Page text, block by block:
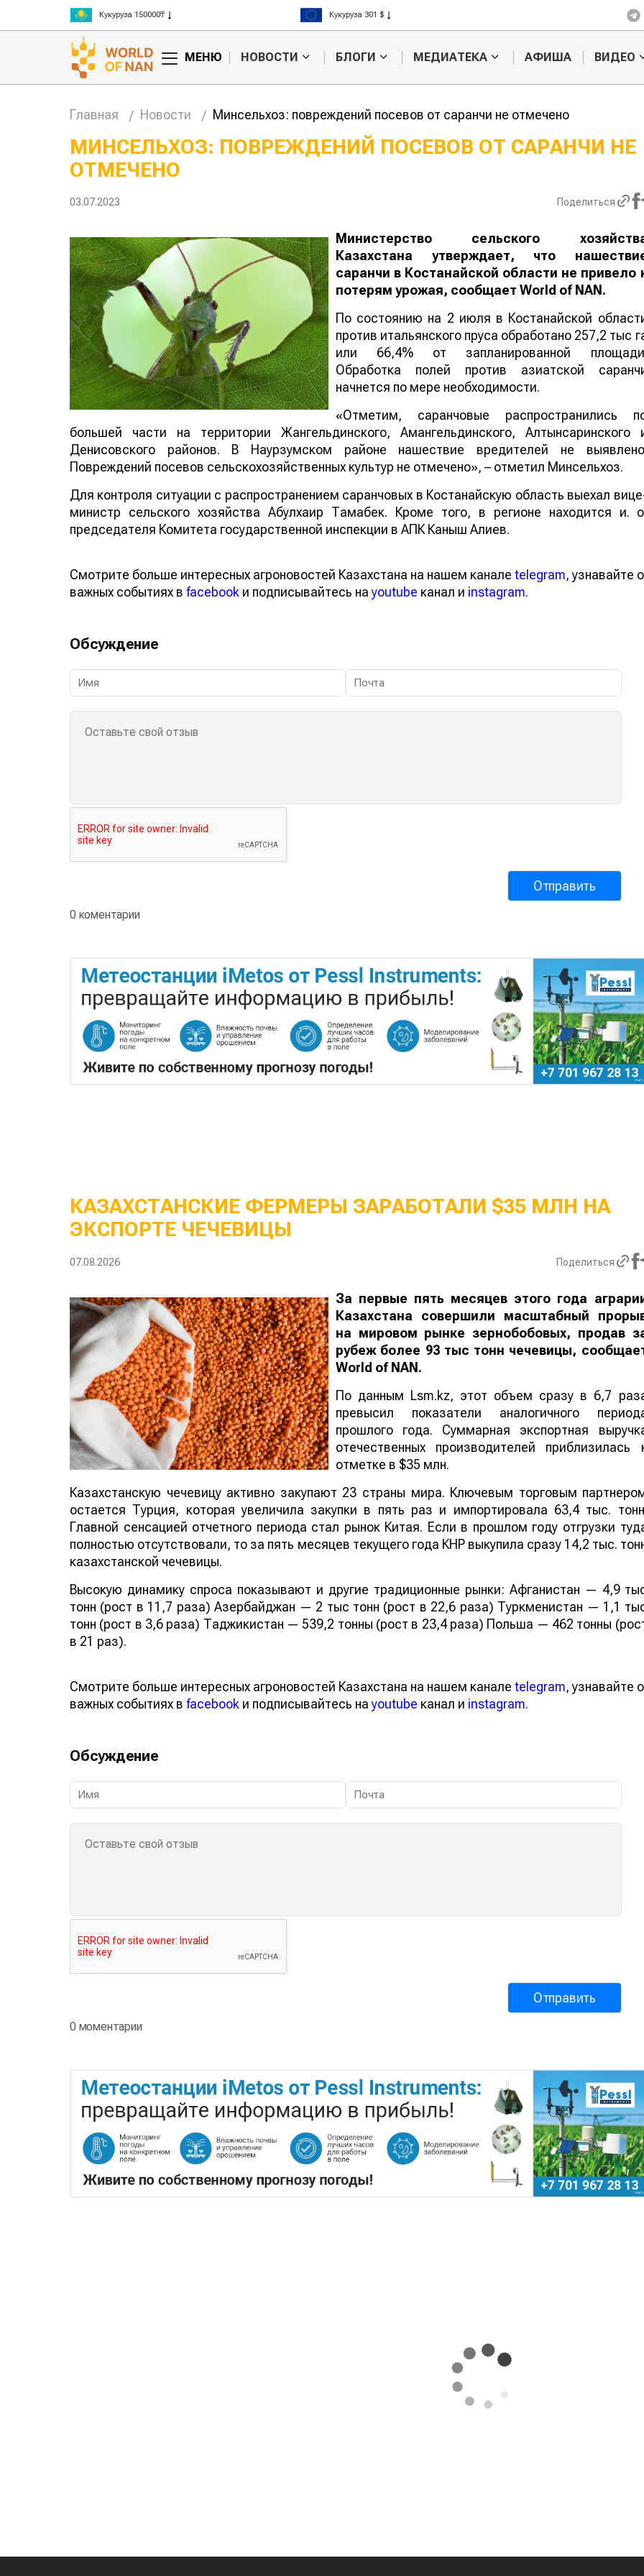
Кукуруза 150000₸
Рис 300000₸
Пшеница 3 класс 125000₸
Кукуруза 301 $
Рис 408 $
МЕНЮ НОВОСТИ БЛОГИ МЕДИАТЕКА АФИША ВИДЕО
Главная Новости Минсельхоз: повреждений посевов от саранчи не отмечено
МИНСЕЛЬХОЗ: ПОВРЕЖДЕНИЙ ПОСЕВОВ ОТ САРАНЧИ НЕ
ОТМЕЧЕНО
03.07.2023 Поделиться
Министерство сельского
Казахстана утверждает, что
саранчи в Костанайской области не привело
потерям урожая, сообщает World of NAN.
По состоянию на 2 июля в Костанайской
против итальянского пруса обработано 257,2 тыс
или 66,4% от запланированной
Обработка полей против азиатской
начнется по мере необходимости.
«Отметим, саранчовые распространились
большей части на территории Жангельдинского, Амангельдинского, Алтынсаринского
Денисовского районов. В Наурзумском районе нашествие вредителей не
Повреждений посевов сельскохозяйственных культур не отмечено», – отметил Минсельхоз.
Для контроля ситуации с распространением саранчовых в Костанайскую область выехал
министр сельского хозяйства Абулхаир Тамабек. Кроме того, в регионе находится и.
председателя Комитета государственной инспекции в АПК Каныш Алиев.
Смотрите больше интересных агроновостей Казахстана на нашем канале telegram, узнавайте о
важных событиях в facebook и подписывайтесь наyoutube канал и instagram.
Обсуждение
0 коментарии
Жара в Китае может
жука будут
лазером
КАЗАХСТАНСКИЕ ФЕРМЕРЫ ЗАРАБОТАЛИ $35 МЛН НА
ЭКСПОРТЕ ЧЕЧЕВИЦЫ
07.08.2026 Поделиться
За первые пять месяцев этого года
Казахстана совершили масштабный
на мировом рынке зернобобовых, продав
рубеж более 93 тыс тонн чечевицы,
World of NAN .
По данным Lsm.kz, этот объем сразу в 6,7
превысил показатели аналогичного
прошлого года. Суммарная экспортная
отечественных производителей приблизилась
отметке в $35 млн.
Казахстанскую чечевицу активно закупают 23 страны мира. Ключевым торговым
остается Турция, которая увеличила закупки в пять раз и импортировала 63,4 тыс.
Главной сенсацией отчетного периода стал рынок Китая. Если в прошлом году отгрузки
полностью отсутствовали, то за пять месяцев текущего года КНР выкупила сразу 14,2 тыс.
казахстанской чечевицы.
Высокую динамику спроса показывают и другие традиционные рынки: Афганистан — 4,9
тонн (рост в 11,7 раза) Азербайджан — 2 тыс тонн (рост в 22,6 раза) Туркменистан — 1,1
тонн (рост в 3,6 раза) Таджикистан — 539,2 тонны (рост в 23,4 раза) Польша — 462 тонны
в 21 раз).
Смотрите больше интересных агроновостей Казахстана на нашем канале telegram, узнавайте о
важных событиях в facebook и подписывайтесь наyoutube канал и instagram.
Обсуждение
0 моментарии